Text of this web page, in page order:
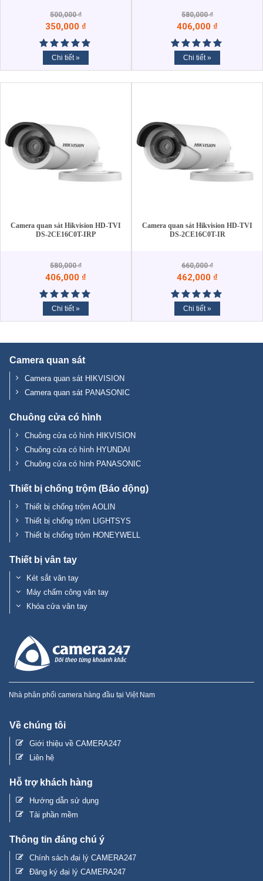
500,000₫
350,000 ₫
Chi tiết »
580,000₫
406,000 ₫
Chi tiết »
Camera quan sát Hikvision HD-TVI
DS-2CE16C0T-IRP
580,000₫
406,000 ₫
Chi tiết »
Camera quan sát Hikvision HD-TVI
DS-2CE16C0T-IR
660,000₫
462,000 ₫
Chi tiết »
Camera quan sát
Camera quan sát HIKVISION
Camera quan sát PANASONIC
Chuông cửa có hình
Chuông cửa có hình HIKVISION
Chuông cửa có hình HYUNDAI
Chuông cửa có hình PANASONIC
Thiết bị chống trộm (Báo động)
Thiết bị chống trộm AOLIN
Thiết bị chống trộm LIGHTSYS
Thiết bị chống trộm HONEYWELL
Thiết bị vân tay
Két sắt vân tay
Máy chấm công vân tay
Khóa cửa vân tay
Nhà phân phối camera hàng đầu tại Việt Nam
Về chúng tôi
Giới thiệu về CAMERA247
Liên hệ
Hỗ trợ khách hàng
Hướng dẫn sử dụng
Tải phần mềm
Thông tin đáng chú ý
Chính sách đại lý CAMERA247
Đăng ký đại lý CAMERA247